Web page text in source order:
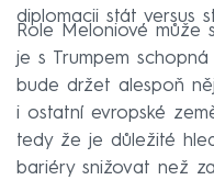
diplomacii stát versus
Role Meloniové může
je s Trumpem
bude držet alespoň
i ostatní evropské
tedy že je důležité
bariéry snižovat než